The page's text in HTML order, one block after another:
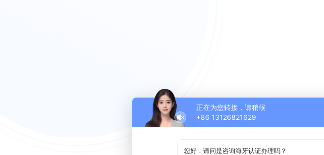
正在为您转接，请稍候
+86 13126821629
您好，请问是咨询海牙认证办理吗？